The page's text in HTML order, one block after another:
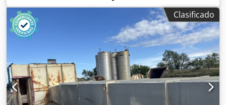
Clasificado